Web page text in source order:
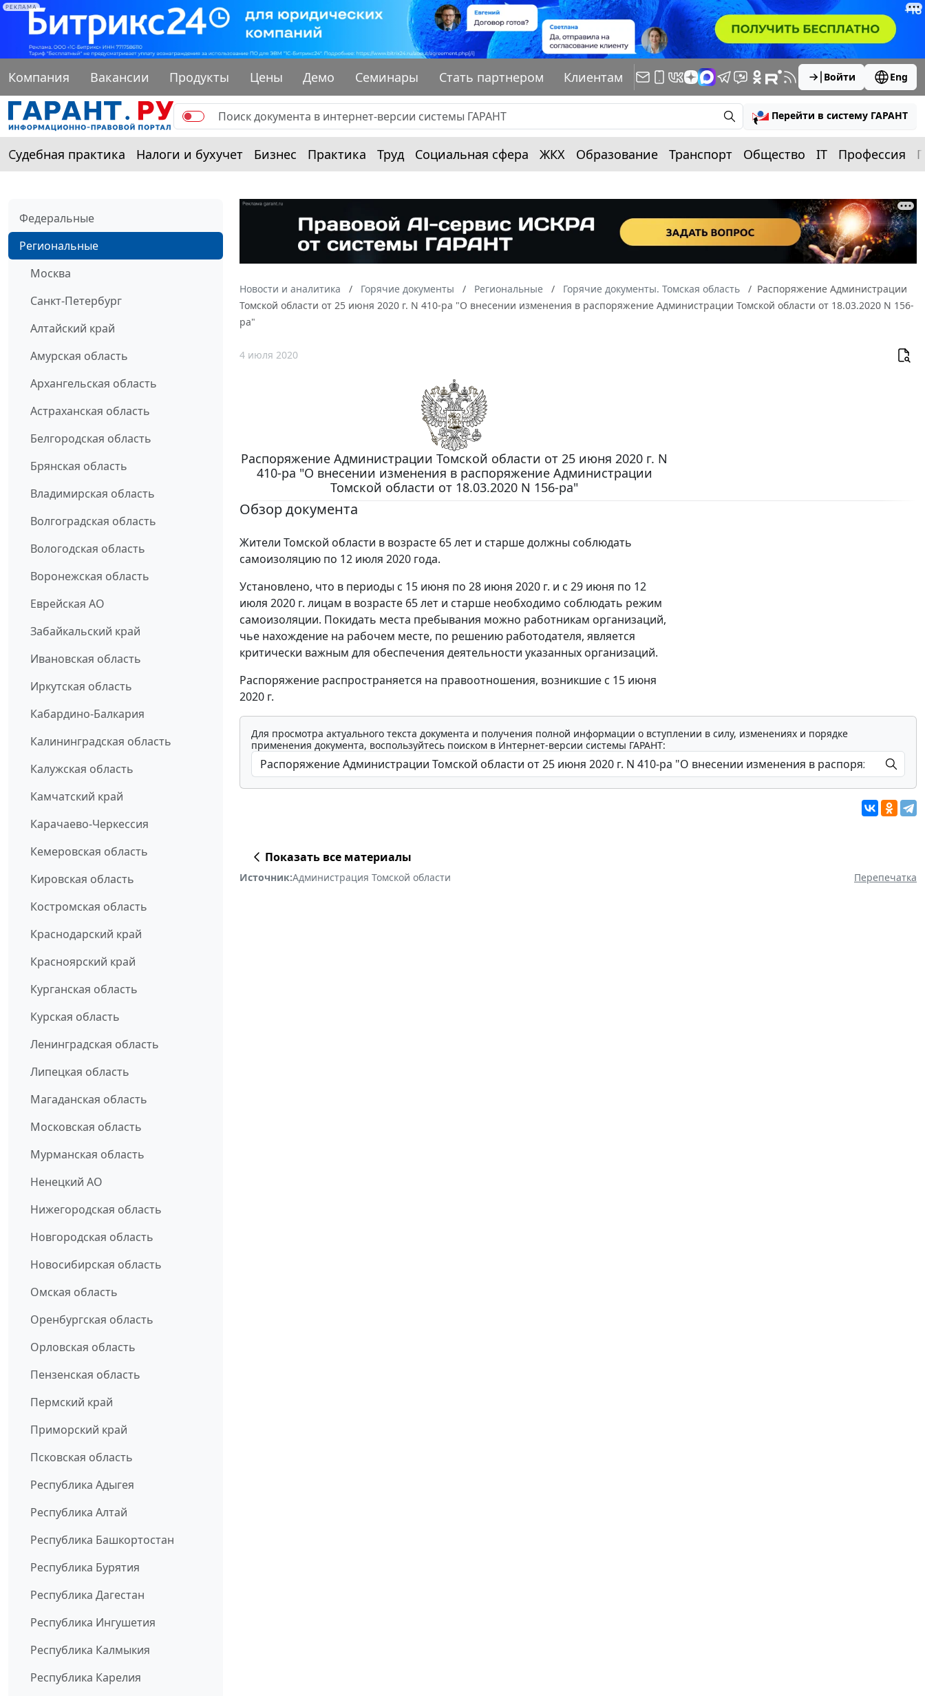
РЕКЛАМА
Компания Вакансии Продукты Цены Демо Семинары Стать партнером Клиентам Войти Eng
Перейти в систему ГАРАНТ
Судебная практика Налоги и бухучет Бизнес Практика Труд Социальная сфера ЖКХ Образование Транспорт Общество IT Профессия
Федеральные
Региональные
Москва
Санкт-Петербург
Алтайский край
Амурская область
Архангельская область
Астраханская область
Белгородская область
Брянская область
Владимирская область
Волгоградская область
Вологодская область
Воронежская область
Еврейская АО
Забайкальский край
Ивановская область
Иркутская область
Кабардино-Балкария
Калининградская область
Калужская область
Камчатский край
Карачаево-Черкессия
Кемеровская область
Кировская область
Костромская область
Краснодарский край
Красноярский край
Курганская область
Курская область
Ленинградская область
Липецкая область
Магаданская область
Московская область
Мурманская область
Ненецкий АО
Нижегородская область
Новгородская область
Новосибирская область
Омская область
Оренбургская область
Орловская область
Пензенская область
Пермский край
Приморский край
Псковская область
Республика Адыгея
Республика Алтай
Республика Башкортостан
Республика Бурятия
Республика Дагестан
Республика Ингушетия
Республика Калмыкия
Республика Карелия
Новости и аналитика Горячие документы Региональные Горячие документы. Томская область
Распоряжение Администрации
Томской области от 25 июня 2020 г. N 410-ра "О внесении изменения в распоряжение Администрации Томской области от 18.03.2020 N 156-
ра"
4 июля 2020
Распоряжение Администрации Томской области от 25 июня 2020 г. N
410-ра "О внесении изменения в распоряжение Администрации
Томской области от 18.03.2020 N 156-ра"
Обзор документа
Жители Томской области в возрасте 65 лет и старше должны соблюдать
самоизоляцию по 12 июля 2020 года.
Установлено, что в периоды с 15 июня по 28 июня 2020 г. и с 29 июня по 12
июля 2020 г. лицам в возрасте 65 лет и старше необходимо соблюдать режим
самоизоляции. Покидать места пребывания можно работникам организаций,
чье нахождение на рабочем месте, по решению работодателя, является
критически важным для обеспечения деятельности указанных организаций.
Распоряжение распространяется на правоотношения, возникшие с 15 июня
2020 г.
Для просмотра актуального текста документа и получения полной информации о вступлении в силу, изменениях и порядке
применения документа, воспользуйтесь поиском в Интернет-версии системы ГАРАНТ:
Показать все материалы
Источник:Администрация Томской области Перепечатка